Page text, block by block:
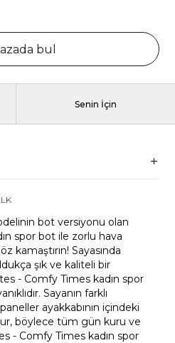
bul
Senin İçin
bot versiyonu olan
spor bot ile zorlu hava
kamaştırın! Sayasında
şık ve kaliteli bir
- Comfy Times kadın spor
Sayanın farklı
ayakkabının içindeki
böylece tüm gün kuru ve
- Comfy Times kadın spor